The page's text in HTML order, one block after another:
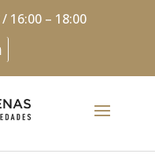
16:00 – 18:00